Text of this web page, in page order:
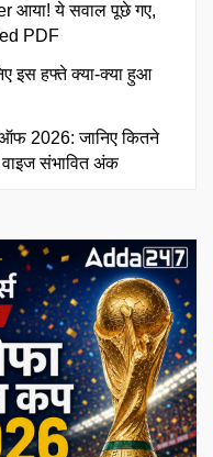
आया! ये सवाल पूछे गए,
PDF
इस हफ्ते क्या-क्या हुआ
2026: जानिए कितने
संभावित अंक